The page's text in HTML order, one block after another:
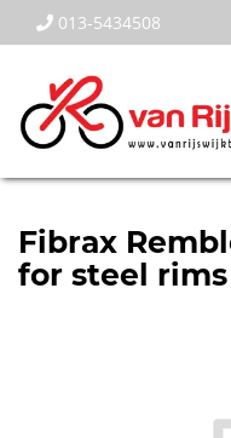
013-5434508
Fibrax
for steel rims